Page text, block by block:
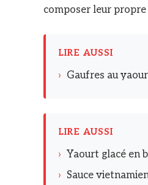
composer leur propre
LIRE AUSSI
› Gaufres au
LIRE AUSSI
› Yaourt glacé en
› Sauce